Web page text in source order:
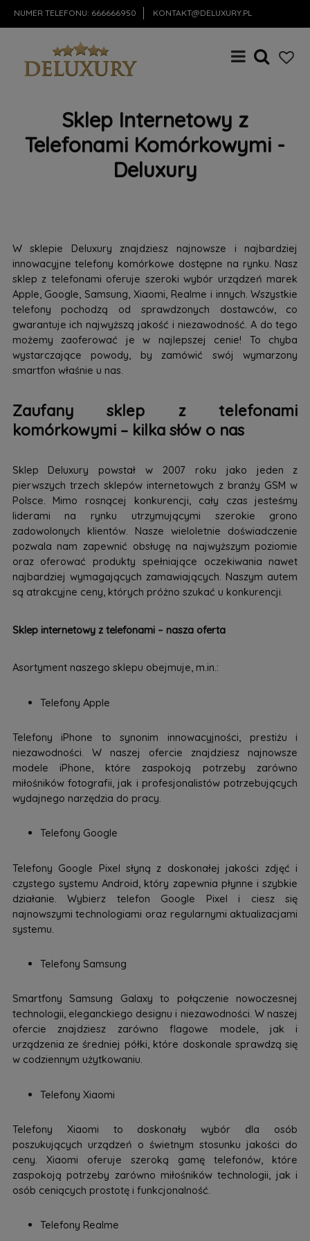
NUMER TELEFONU: 666666950 KONTAKT@DELUXURY.PL
Sklep Internetowy z
Telefonami Komórkowymi -
Deluxury
W sklepie Deluxury znajdziesz najnowsze i najbardziej
innowacyjne telefony komórkowe dostępne na rynku. Nasz
sklep z telefonami oferuje szeroki wybór urządzeń marek
Apple, Google, Samsung, Xiaomi, Realme i innych. Wszystkie
telefony pochodzą od sprawdzonych dostawców, co
gwarantuje ich najwyższą jakość i niezawodność. A do tego
możemy zaoferować je w najlepszej cenie! To chyba
wystarczające powody, by zamówić swój wymarzony
smartfon właśnie u nas.
Zaufany sklep z telefonami
komórkowymi – kilka słów o nas
Sklep Deluxury powstał w 2007 roku jako jeden z
pierwszych trzech sklepów internetowych z branży GSM w
Polsce. Mimo rosnącej konkurencji, cały czas jesteśmy
liderami na rynku utrzymującymi szerokie grono
zadowolonych klientów. Nasze wieloletnie doświadczenie
pozwala nam zapewnić obsługę na najwyższym poziomie
oraz oferować produkty spełniające oczekiwania nawet
najbardziej wymagających zamawiających. Naszym autem
są atrakcyjne ceny, których próżno szukać u konkurencji.
Sklep internetowy z telefonami – nasza oferta
Asortyment naszego sklepu obejmuje, m.in.:
Telefony Apple
Telefony iPhone to synonim innowacyjności, prestiżu i
niezawodności. W naszej ofercie znajdziesz najnowsze
modele iPhone, które zaspokoją potrzeby zarówno
miłośników fotografii, jak i profesjonalistów potrzebujących
wydajnego narzędzia do pracy.
Telefony Google
Telefony Google Pixel słyną z doskonałej jakości zdjęć i
czystego systemu Android, który zapewnia płynne i szybkie
działanie. Wybierz telefon Google Pixel i ciesz się
najnowszymi technologiami oraz regularnymi aktualizacjami
systemu.
Telefony Samsung
Smartfony Samsung Galaxy to połączenie nowoczesnej
technologii, eleganckiego designu i niezawodności. W naszej
ofercie znajdziesz zarówno flagowe modele, jak i
urządzenia ze średniej półki, które doskonale sprawdzą się
w codziennym użytkowaniu.
Telefony Xiaomi
Telefony Xiaomi to doskonały wybór dla osób
poszukujących urządzeń o świetnym stosunku jakości do
ceny. Xiaomi oferuje szeroką gamę telefonów, które
zaspokoją potrzeby zarówno miłośników technologii, jak i
osób ceniących prostotę i funkcjonalność.
Telefony Realme